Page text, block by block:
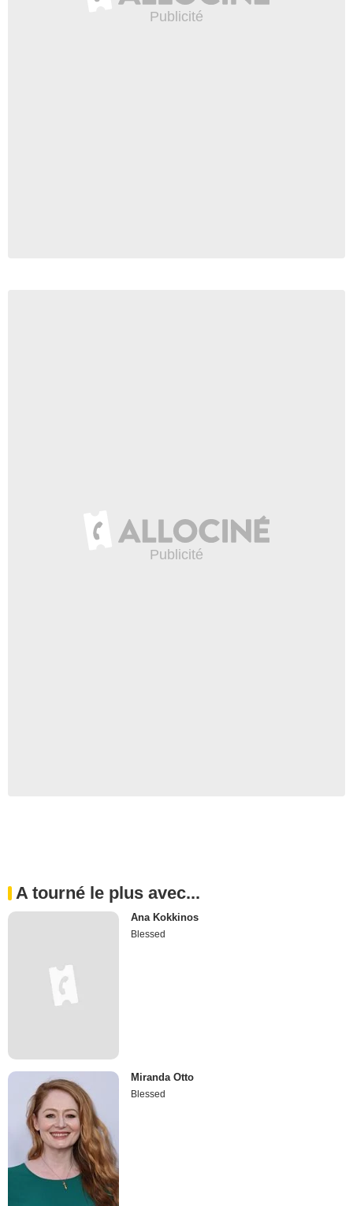
A tourné le plus avec...
Ana Kokkinos
Blessed
Miranda Otto
Blessed